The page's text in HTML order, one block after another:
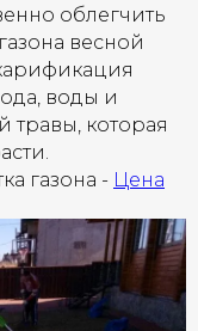
облегчить
весной
воды и
травы, которая
газона - Цена